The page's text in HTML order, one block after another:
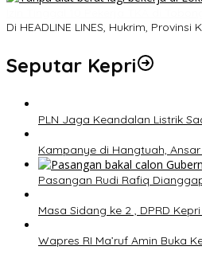
Di HEADLINE LINES, Hukrim, Provinsi
Seputar Kepri
PLN Jaga Keandalan Listrik
Kampanye di Hangtuah,
Pasangan Rudi Rafiq
Masa Sidang ke 2 , DPRD
Wapres RI Ma’ruf Amin Buka